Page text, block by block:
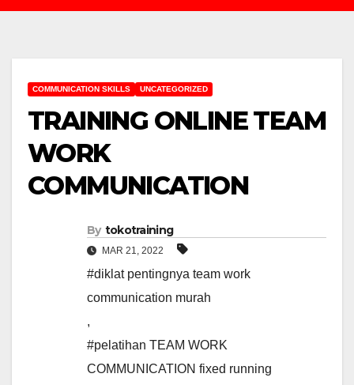
COMMUNICATION SKILLS UNCATEGORIZED
TRAINING ONLINE TEAM
WORK
COMMUNICATION
By tokotraining
MAR 21, 2022
#diklat pentingnya team work
communication murah
,
#pelatihan TEAM WORK
COMMUNICATION fixed running